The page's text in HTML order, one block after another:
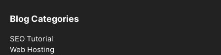
Blog Categories
SEO Tutorial
Web Hosting